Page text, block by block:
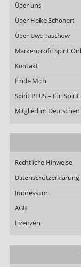
Über uns
Über Heike Schonert
Über Uwe Taschow
Markenprofil Spirit
Kontakt
Finde Mich
Spirit PLUS – Für
Mitglied im Deutschen
Rechtliche Hinweise
Datenschutzerklärung
Impressum
AGB
Lizenzen